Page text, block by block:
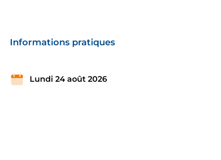
Informations pratiques
Lundi 24 août 2026